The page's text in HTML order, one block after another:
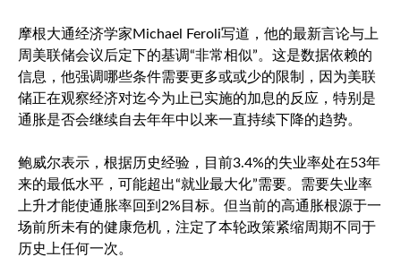
摩根大通经济学家Michael Feroli写道，他的最新言论与上
周美联储会议后定下的基调“非常相似”。这是数据依赖的
信息，他强调哪些条件需要更多或或少的限制，因为美联
储正在观察经济对迄今为止已实施的加息的反应，特别是
通胀是否会继续自去年年中以来一直持续下降的趋势。
鲍威尔表示，根据历史经验，目前3.4%的失业率处在53年
来的最低水平，可能超出“就业最大化”需要。需要失业率
上升才能使通胀率回到2%目标。但当前的高通胀根源于一
场前所未有的健康危机，注定了本轮政策紧缩周期不同于
历史上任何一次。